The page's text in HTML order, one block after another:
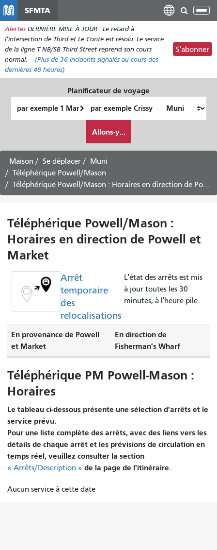
contenu
principal
SFMTA
Alertes DERNIÈRE MISE À JOUR : Le retard à
l’intersection de Third et Le Conte est résolu. Le service
de la ligne T NB/SB Third Street reprend son cours
normal.
(Plus de 36 incidents signalés au cours des
dernières 48 heures)
S'abonner
Planificateur de voyage
de
final
je
veux
Allons-y...
Maison Se déplacer
Muni
Téléphérique Powell/Mason
Téléphérique Powell/Mason : Horaires en direction de Powell et Market
Téléphérique Powell/Mason :
Horaires en direction de Powell et
Market
Arrêt
temporaire
des
relocalisations
L'état des arrêts est mis
à jour toutes les 30
minutes, à l'heure pile.
En provenance de Powell
et Market
En direction de
Fisherman's Wharf
Téléphérique PM Powell-Mason :
Horaires
Le tableau ci-dessous présente une sélection d'arrêts et le
service prévu.
Pour une liste complète des arrêts, avec des liens vers les
détails de chaque arrêt et les prévisions de circulation en
temps réel, veuillez consulter la section
« Arrêts/Description » de la page de l'itinéraire.
Aucun service à cette date